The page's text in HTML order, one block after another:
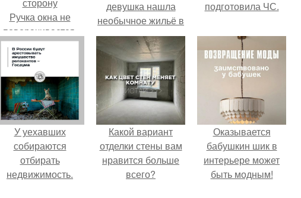
Ручка окна не
поворачивается.
Поломки и
деформация
блокиратора: ручка
окна не
поворачивается
вверх, вниз и в
сторону
девушка нашла
необычное жильё в
Пятигорске.
подготовила ЧС.
У уехавших
собираются
отбирать
недвижимость.
Какой вариант
отделки стены вам
нравится больше
всего?
Оказывается
бабушкин шик в
интерьере может
быть модным!